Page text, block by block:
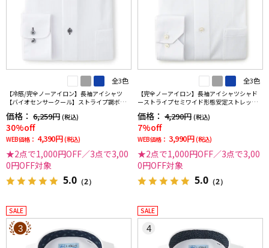
全3色
【冷感/完全ノーアイロン】長袖アイシャツ
【バイオセンサークール】ストライプ調ボタ
ンダウンストライプ形態安定ストレッチ防汚
効果吸汗速乾ワイシャツ春夏
価格： 6,259円 (税込)
30%off
WEB価格： 4,390円 (税込)
★2点で1,000円OFF／3点で3,00
0円OFF対象
5.0 （2）
全3色
【完全ノーアイロン】長袖アイシャツシャド
ーストライプセミワイド形態安定ストレッチ
吸汗速乾ワイシャツ通年
価格： 4,290円 (税込)
7%off
WEB価格： 3,990円 (税込)
★2点で1,000円OFF／3点で3,00
0円OFF対象
5.0 （2）
SALE
3
SALE
4